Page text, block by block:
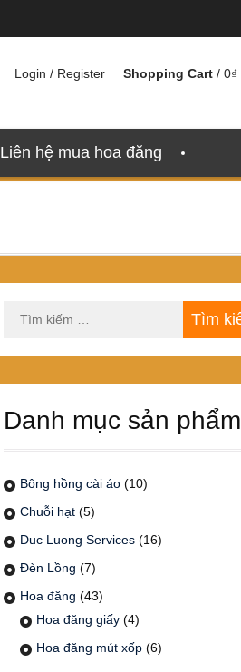
Login / Register Shopping Cart / 0₫
Liên hệ mua hoa đăng
kiếm
Danh mục sản phẩm
Bông hồng cài áo (10)
Chuỗi hạt (5)
Duc Luong Services (16)
Đèn Lồng (7)
Hoa đăng (43)
Hoa đăng giấy (4)
Hoa đăng mút xốp (6)